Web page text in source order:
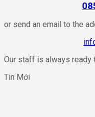
or send an email to the
Our staff is always ready
Tin Mới